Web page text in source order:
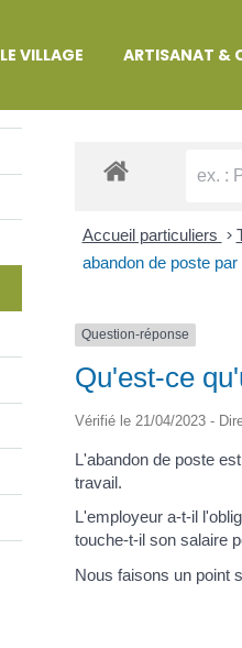
LE VILLAGE ARTISANAT &
Accueil particuliers >
abandon de poste
Question-réponse
Qu'est-ce
Vérifié le 21/04/2023 -
L'abandon de poste
travail.
L'employeur a-t-il
touche-t-il son salaire
Nous faisons un point